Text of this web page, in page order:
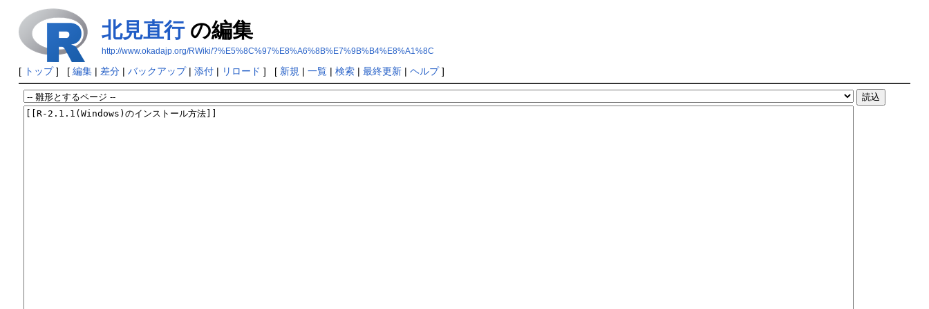
北見直行の編集
http://www.okadajp.org/RWiki/?%E5%8C%97%E8%A6%8B%E7%9B%B4%E8%A1%8C
[ トップ] [ 編集| 差分| バックアップ| 添付| リロード ] [ 新規 | 一覧| 検索| 最終更新| ヘルプ]